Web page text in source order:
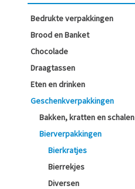
Bedrukte verpakkingen
Brood en Banket
Chocolade
Draagtassen
Eten en drinken
Geschenkverpakkingen
Bakken, kratten en schalen
Bierverpakkingen
Bierkratjes
Bierrekjes
Diversen